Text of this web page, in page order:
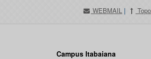
WEBMAIL |
Campus Itabaiana